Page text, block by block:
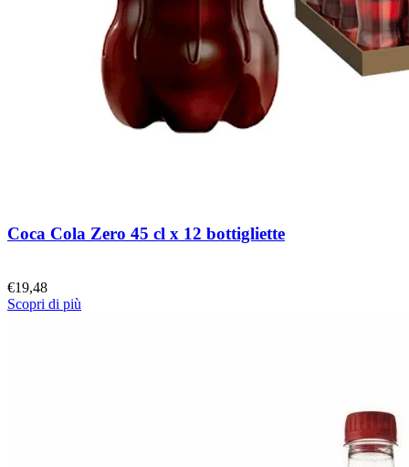
Coca Cola Zero 45 cl x 12 bottigliette
€19,48
Scopri di più